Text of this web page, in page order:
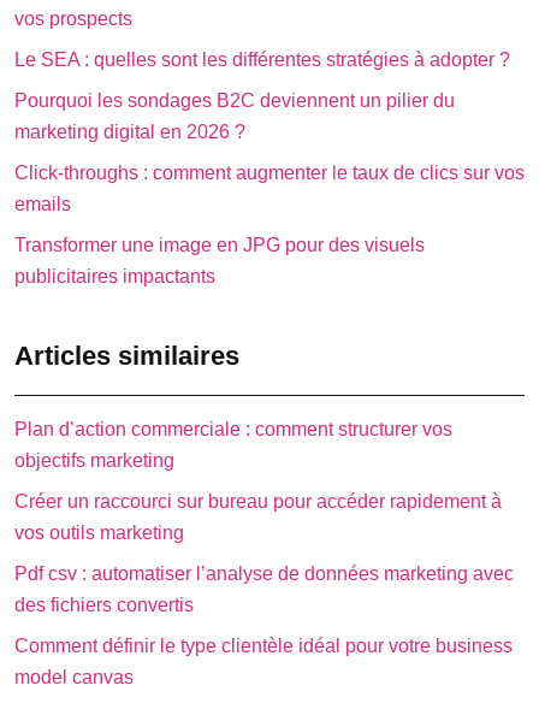
vos prospects
Le SEA : quelles sont les différentes stratégies à adopter ?
Pourquoi les sondages B2C deviennent un pilier du
marketing digital en 2026 ?
Click-throughs : comment augmenter le taux de clics sur vos
emails
Transformer une image en JPG pour des visuels
publicitaires impactants
Articles similaires
Plan d’action commerciale : comment structurer vos
objectifs marketing
Créer un raccourci sur bureau pour accéder rapidement à
vos outils marketing
Pdf csv : automatiser l’analyse de données marketing avec
des fichiers convertis
Comment définir le type clientèle idéal pour votre business
model canvas